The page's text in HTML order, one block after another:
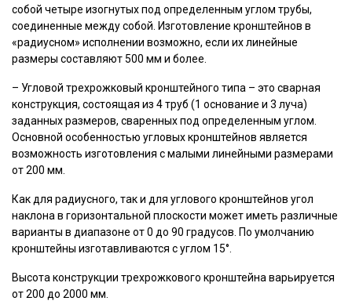
собой четыре изогнутых под определенным углом трубы,
соединенные между собой. Изготовление кронштейнов в
«радиусном» исполнении возможно, если их линейные
размеры составляют 500 мм и более.
– Угловой трехрожковый кронштейного типа – это сварная
конструкция, состоящая из 4 труб (1 основание и 3 луча)
заданных размеров, сваренных под определенным углом.
Основной особенностью угловых кронштейнов является
возможность изготовления с малыми линейными размерами
от 200 мм.
Как для радиусного, так и для углового кронштейнов угол
наклона в горизонтальной плоскости может иметь различные
варианты в диапазоне от 0 до 90 градусов. По умолчанию
кронштейны изготавливаются с углом 15°.
Высота конструкции трехрожкового кронштейна варьируется
от 200 до 2000 мм.